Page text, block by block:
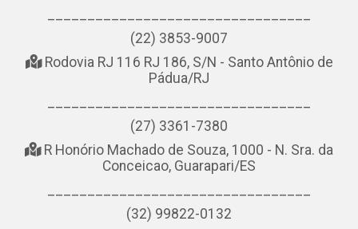
(22) 3853-9007
Rodovia RJ 116 RJ 186, S/N - Santo Antônio de
Pádua/RJ
(27) 3361-7380
R Honório Machado de Souza, 1000 - N. Sra. da
Conceicao, Guarapari/ES
(32) 99822-0132